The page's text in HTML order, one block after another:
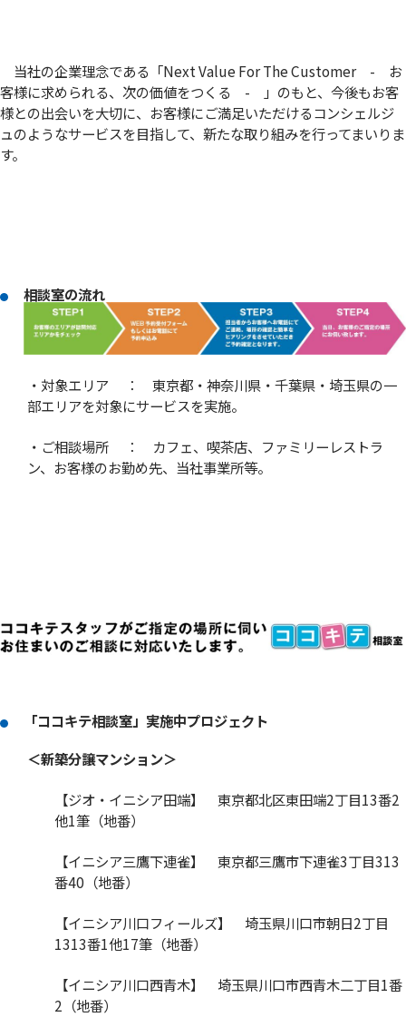
当社の企業理念である「Next Value For The Customer - お
客様に求められる、次の価値をつくる - 」のもと、今後もお客
様との出会いを大切に、お客様にご満足いただけるコンシェルジ
ュのようなサービスを目指して、新たな取り組みを行ってまいりま
す。
相談室の流れ
・対象エリア ： 東京都・神奈川県・千葉県・埼玉県の一
部エリアを対象にサービスを実施。
・ご相談場所 ： カフェ、喫茶店、ファミリーレストラ
ン、お客様のお勤め先、当社事業所等。
「ココキテ相談室」実施中プロジェクト
＜新築分譲マンション＞
【ジオ・イニシア田端】 東京都北区東田端2丁目13番2
他1筆（地番）
【イニシア三鷹下連雀】 東京都三鷹市下連雀3丁目313
番40（地番）
【イニシア川口フィールズ】 埼玉県川口市朝日2丁目
1313番1他17筆（地番）
【イニシア川口西青木】 埼玉県川口市西青木二丁目1番
2（地番）